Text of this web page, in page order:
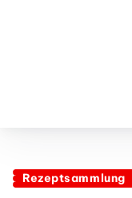
Rezeptsammlung